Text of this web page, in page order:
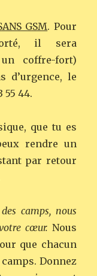
GSM. Pour
il sera
coffre-fort)
d’urgence, le
55 44.
que tu es
rendre un
par retour
camps, nous
cœur. Nous
que chacun
Donnez